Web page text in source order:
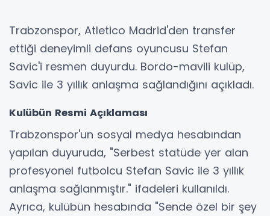
Trabzonspor, Atletico Madrid'den transfer
ettiği deneyimli defans oyuncusu Stefan
Savic'i resmen duyurdu. Bordo-mavili kulüp,
Savic ile 3 yıllık anlaşma sağlandığını açıkladı.
Kulübün Resmi Açıklaması
Trabzonspor'un sosyal medya hesabından
yapılan duyuruda, "Serbest statüde yer alan
profesyonel futbolcu Stefan Savic ile 3 yıllık
anlaşma sağlanmıştır." ifadeleri kullanıldı.
Ayrıca, kulübün hesabında "Sende özel bir şey